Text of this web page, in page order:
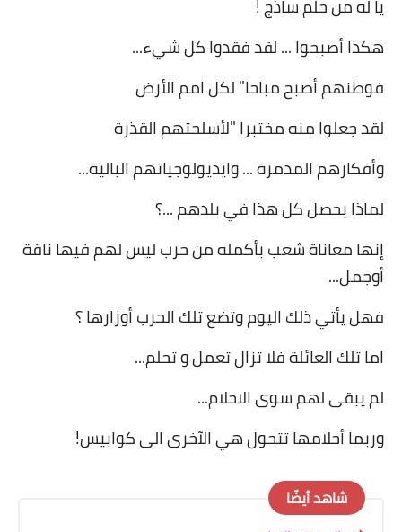
يا له من حلم ساذج!
هكذا أصبحوا ... لقد فقدوا كل شيء...
فوطنهم أصبح مباحا" لكل امم الأرض
لقد جعلوا منه مختبرا"لأسلحتهم القذرة
وأفكارهم المدمرة ... وايديولوجياتهم البالية...
لماذا يحصل كل هذا في بلدهم ...؟
إنها معاناة شعب بأكمله من حرب ليس لهم فيها ناقة
أوجمل...
فهل يأتي ذلك اليوم وتضع تلك الحرب أوزارها ؟
اما تلك العائلة فلا تزال تعمل و تحلم...
لم يبقى لهم سوى الاحلام...
وربما أحلامها تتحول هي الآخرى الى كوابيس!
شاهد أيضًا